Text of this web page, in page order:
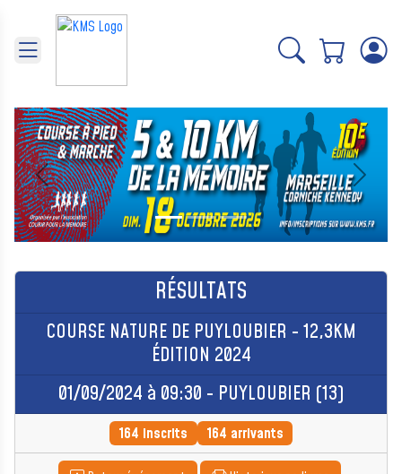
Précédent Suivant
RÉSULTATS
COURSE NATURE DE PUYLOUBIER - 12,3KM
ÉDITION 2024
01/09/2024 à 09:30 - PUYLOUBIER (13)
164 inscrits 164 arrivants
Panneau de gestion des cookies